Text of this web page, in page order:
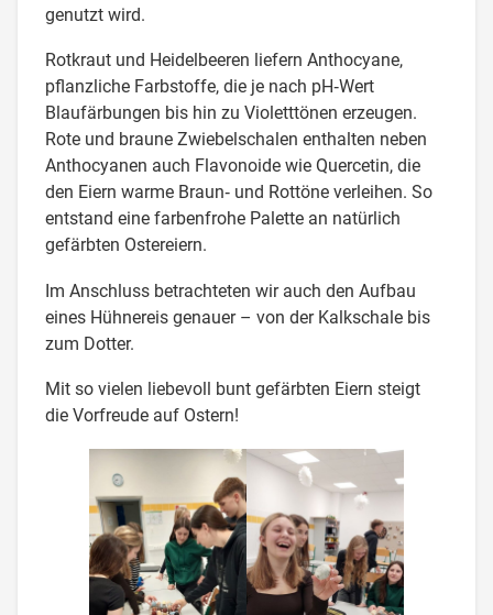
genutzt wird.
Rotkraut und Heidelbeeren liefern Anthocyane,
pflanzliche Farbstoffe, die je nach pH‑Wert
Blaufärbungen bis hin zu Violetttönen erzeugen.
Rote und braune Zwiebelschalen enthalten neben
Anthocyanen auch Flavonoide wie Quercetin, die
den Eiern warme Braun‑ und Rottöne verleihen. So
entstand eine farbenfrohe Palette an natürlich
gefärbten Ostereiern.
Im Anschluss betrachteten wir auch den Aufbau
eines Hühnereis genauer – von der Kalkschale bis
zum Dotter.
Mit so vielen liebevoll bunt gefärbten Eiern steigt
die Vorfreude auf Ostern!